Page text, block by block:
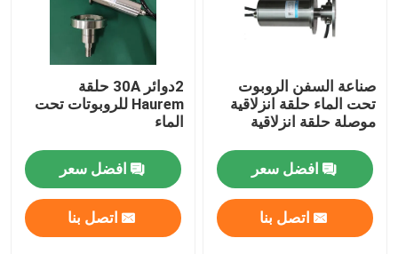
صناعة السفن الروبوت
تحت الماء حلقة انزلاقية
موصلة حلقة انزلاقية
افضل سعر
اتصل بنا
2دوائر 30A حلقة
Haurem للروبوتات تحت
الماء
افضل سعر
اتصل بنا